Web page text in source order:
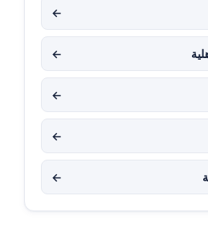
←
←
←
←
←